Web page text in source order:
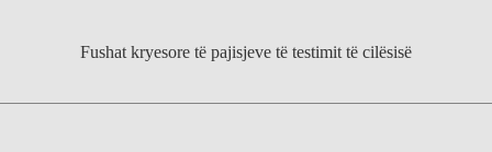
Fushat kryesore të pajisjeve të testimit të cilësisë